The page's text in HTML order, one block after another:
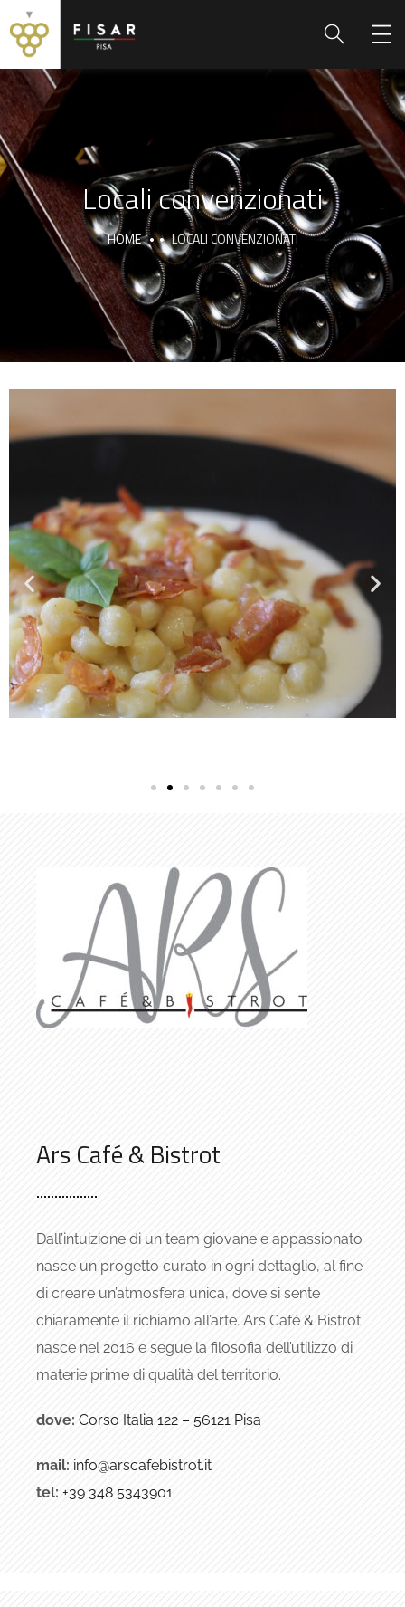
Locali convenzionati
HOME LOCALI CONVENZIONATI
Ars Café & Bistrot
Dall’intuizione di un team giovane e appassionato
nasce un progetto curato in ogni dettaglio, al fine
di creare un’atmosfera unica, dove si sente
chiaramente il richiamo all’arte. Ars Café & Bistrot
nasce nel 2016 e segue la filosofia dell’utilizzo di
materie prime di qualità del territorio.
dove: Corso Italia 122 – 56121 Pisa
mail: info@arscafebistrot.it
tel: +39 348 5343901